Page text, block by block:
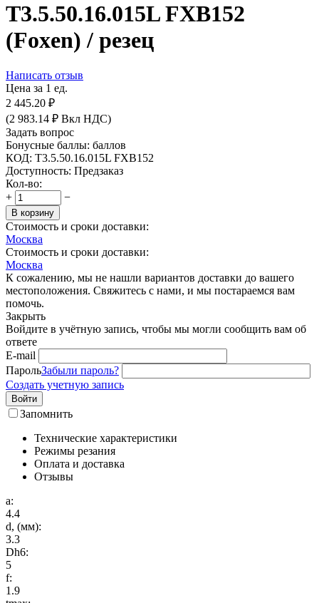
T3.5.50.16.015L FXB152
(Foxen) / резец
Написать отзыв
Цена за 1 ед.
2 445.20 ₽
(2 983.14 ₽ Вкл НДС)
Задать вопрос
Бонусные баллы: баллов
КОД: T3.5.50.16.015L FXB152
Доступность: Предзаказ
Кол-во:
+
−
В корзину
Стоимость и сроки доставки:
Москва
Стоимость и сроки доставки:
Москва
К сожалению, мы не нашли вариантов доставки до вашего
местоположения. Свяжитесь с нами, и мы постараемся вам
помочь.
Закрыть
Войдите в учётную запись, чтобы мы могли сообщить вам об
ответе
E-mail
ПарольЗабыли пароль?
Создать учетную запись
Войти
Запомнить
Технические характеристики
Режимы резания
Оплата и доставка
Отзывы
a:
4.4
d, (мм):
3.3
Dh6:
5
f:
1.9